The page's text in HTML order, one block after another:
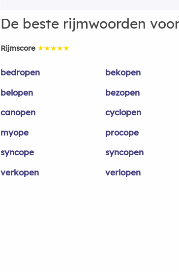
De beste rijmwoorden
Rijmscore ★★★★★
bedropen bekopen
belopen
bezopen
canopen
cyclopen
myope
procope
syncope
syncopen
verkopen
verlopen